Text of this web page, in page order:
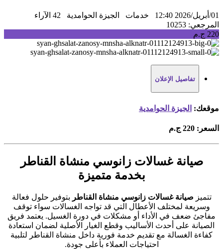
01/أبريل/2026 12:40 خدمات الجيزة الحوامدية
42 الآراء
المرجعي: 10253
220 ج.م
تفاصيل الإعلان
موقعك: الجيزة الحوامدية
السعر: 220 ج.م
صيانة غسالات زانوسي منشاة القناطر
بخدمة متميزة
تتميز صيانة غسالات زانوسي منشاة القناطر بتوفير حلول فعالة
وسريعة لمختلف الأعطال التي قد تواجه الغسالات سواء توقف
مفاجئ ضعف في الأداء أو مشكلات في دورة الغسيل. يعتمد فريق
الصيانة على أحدث الأساليب وقطع الغيار الأصلية لضمان استعادة
كفاءة الغسالة مع تقديم خدمة فورية داخل منشاة القناطر لتلبية
احتياجات العملاء بأعلى جودة.